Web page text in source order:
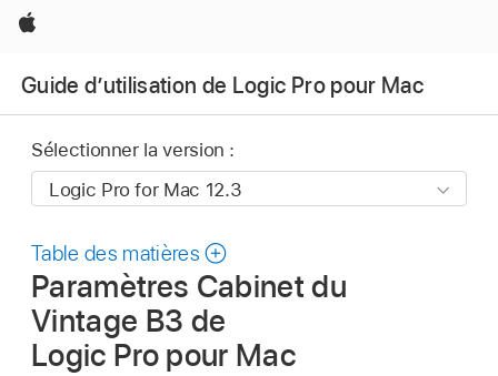
Apple
Guide d’utilisation de Logic Pro pour Mac
Sélectionner la version :
Table des matières
Paramètres Cabinet du
Vintage B3 de
Logic Pro pour Mac